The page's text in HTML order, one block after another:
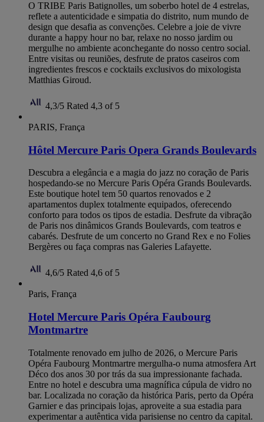
O TRIBE Paris Batignolles, um soberbo hotel de 4 estrelas,
reflete a autenticidade e simpatia do distrito, num mundo de
design que desafia as convenções. Celebre a joie de vivre
durante a happy hour no bar, relaxe no nosso jardim ou
mergulhe no ambiente aconchegante do nosso centro social.
Entre visitas ou reuniões, desfrute de pratos caseiros com
ingredientes frescos e cocktails exclusivos do mixologista
Matthias Giroud.
4,3/5 Rated 4,3 of 5
PARIS, França
Hôtel Mercure Paris Opera Grands Boulevards
Descubra a elegância e a magia do jazz no coração de Paris
hospedando-se no Mercure Paris Opéra Grands Boulevards.
Este boutique hotel tem 50 quartos renovados e 2
apartamentos duplex totalmente equipados, oferecendo
conforto para todos os tipos de estadia. Desfrute da vibração
de Paris nos dinâmicos Grands Boulevards, com teatros e
cabarés. Desfrute de um concerto no Grand Rex e no Folies
Bergères ou faça compras nas Galeries Lafayette.
4,6/5 Rated 4,6 of 5
Paris, França
Hotel Mercure Paris Opéra Faubourg
Montmartre
Totalmente renovado em julho de 2026, o Mercure Paris
Opéra Faubourg Montmartre mergulha-o numa atmosfera Art
Déco dos anos 30 por trás da sua impressionante fachada.
Entre no hotel e descubra uma magnífica cúpula de vidro no
bar. Localizada no coração da histórica Paris, perto da Opéra
Garnier e das principais lojas, aproveite a sua estadia para
experimentar a autêntica vida parisiense no centro da capital.